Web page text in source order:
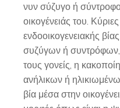
νυν σύζυγο ή
οικογένειάς του.
ενδοοικογενειακής
συζύγων ή συντρόφων,
τους γονείς, η
ανήλικων ή
βία μέσα στην